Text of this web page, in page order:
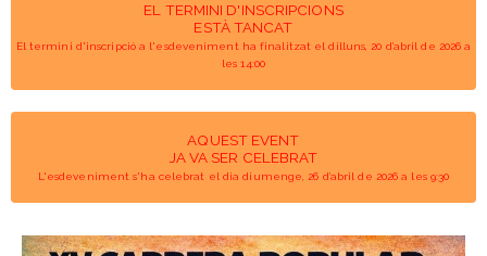
EL TERMINI D'INSCRIPCIONS
ESTÀ TANCAT
El termini d'inscripció a l'esdeveniment ha finalitzat el dilluns, 20 d’abril de 2026 a
les 14:00
AQUEST EVENT
JA VA SER CELEBRAT
L'esdeveniment s'ha celebrat el dia diumenge, 26 d’abril de 2026 a les 9:30